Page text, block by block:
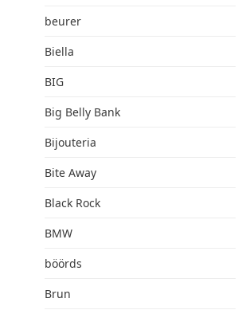
beurer
Biella
BIG
Big Belly Bank
Bijouteria
Bite Away
Black Rock
BMW
böörds
Brun